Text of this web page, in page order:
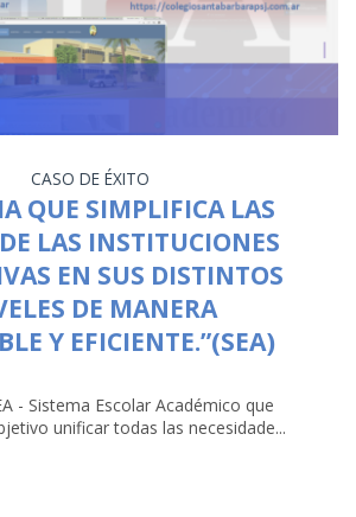
CASO DE ÉXITO
QUE SIMPLIFICA LAS
LAS INSTITUCIONES
EN SUS DISTINTOS
DE MANERA
Y EFICIENTE.”(SEA)
- Sistema Escolar Académico que
unificar todas las necesidade...